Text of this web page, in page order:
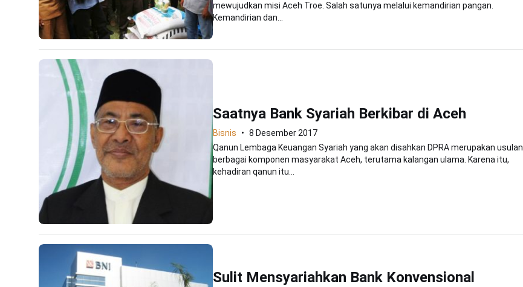
mewujudkan misi Aceh Troe. Salah satunya melalui kemandirian pangan.
Kemandirian dan...
Saatnya Bank Syariah Berkibar di Aceh
Bisnis
8 Desember 2017
Qanun Lembaga Keuangan Syariah yang akan disahkan DPRA merupakan usulan
berbagai komponen masyarakat Aceh, terutama kalangan ulama. Karena itu,
kehadiran qanun itu...
Sulit Mensyariahkan Bank Konvensional